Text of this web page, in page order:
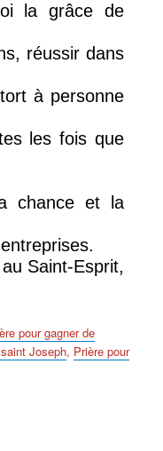
la grâce de
réussir dans
à personne
les fois que
chance et la
Saint-Esprit,
pour gagner de
Joseph, Prière pour